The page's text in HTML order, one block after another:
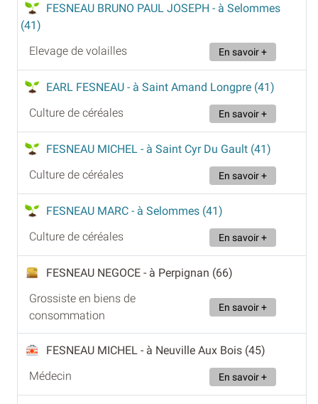
FESNEAU BRUNO PAUL JOSEPH - à Selommes
(41)
Elevage de volailles
En savoir +
EARL FESNEAU - à Saint Amand Longpre (41)
Culture de céréales
En savoir +
FESNEAU MICHEL - à Saint Cyr Du Gault (41)
Culture de céréales
En savoir +
FESNEAU MARC - à Selommes (41)
Culture de céréales
En savoir +
FESNEAU NEGOCE - à Perpignan (66)
Grossiste en biens de
consommation
En savoir +
FESNEAU MICHEL - à Neuville Aux Bois (45)
Médecin
En savoir +